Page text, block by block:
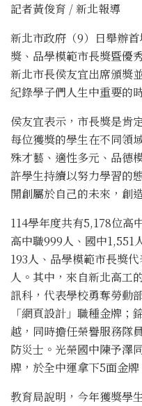
記者黃俊育 / 新北報導
新北市政府（9）日舉辦
獎、品學模範市長獎暨優
新北市長侯友宜出席頒獎
紀錄學子們人生中重要的
侯友宜表示，市長獎是肯
每位獲獎的學生在不同領
殊才藝、適性多元、品德
許學生持續以努力學習的
開創屬於自己的未來，創
114學年度共有5,178位高
高中職999人、國中1,551
193人、品學模範市長獎
人。其中，來自新北高工
訊科，代表學校勇奪勞動
「網頁設計」職種金牌
越，同時擔任榮譽服務隊
防災士。光榮國中陳予澤
牌，於全中運拿下5面金
教育局說明，今年獲獎學